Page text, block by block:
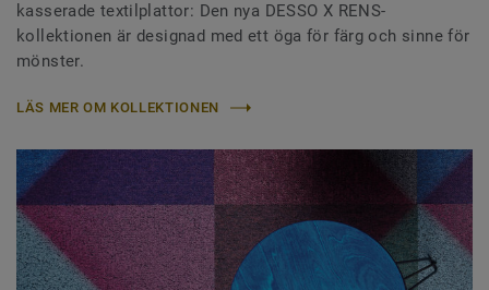
kasserade textilplattor: Den nya DESSO X RENS-
kollektionen är designad med ett öga för färg och sinne för
mönster.
LÄS MER OM KOLLEKTIONEN